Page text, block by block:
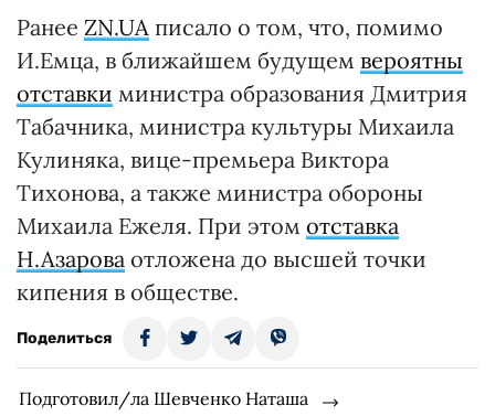
Ранее ZN.UA писало о том, что, помимо
И.Емца, в ближайшем будущем вероятны
отставки министра образования Дмитрия
Табачника, министра культуры Михаила
Кулиняка, вице-премьера Виктора
Тихонова, а также министра обороны
Михаила Ежеля. При этом отставка
Н.Азарова отложена до высшей точки
кипения в обществе.
Поделиться
Подготовил/ла Шевченко Наташа